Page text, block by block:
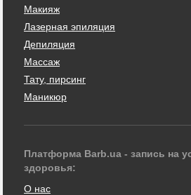
Макияж
Лазерная эпиляция
Депиляция
Массаж
Тату, пирсинг
Маникюр
Платформа Barb.ua - запись на
здоровья:
О нас